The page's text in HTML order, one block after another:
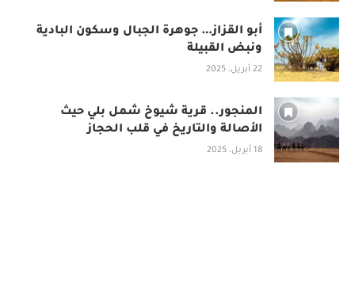
أبو القزاز… جوهرة الجبال وسكون البادية
ونبض القبيلة
22 أبريل، 2025
المنجور.. قرية شيوخ شمل بلي حيث
الأصالة والتاريخ في قلب الحجاز
18 أبريل، 2025